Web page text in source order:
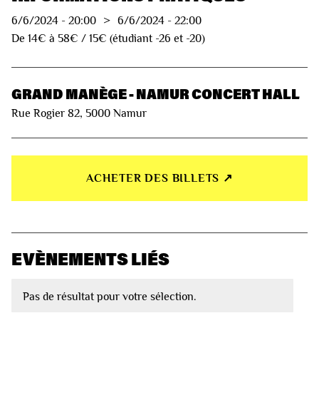
6/6/2024 - 20:00 > 6/6/2024 - 22:00
De 14€ à 58€ / 15€ (étudiant -26 et -20)
GRAND MANÈGE - NAMUR CONCERT HALL
Rue Rogier 82, 5000 Namur
ACHETER DES BILLETS ↗︎
EVÈNEMENTS LIÉS
Pas de résultat pour votre sélection.